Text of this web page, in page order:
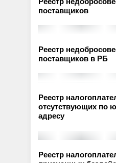
поставщиков
Реестр
поставщиков в РБ
Реестр
отсутствующих по
адресу
Реестр